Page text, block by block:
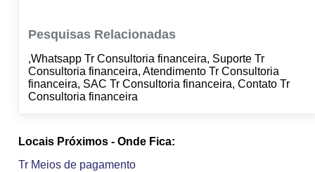
Pesquisas Relacionadas
,Whatsapp Tr Consultoria financeira, Suporte Tr
Consultoria financeira, Atendimento Tr Consultoria
financeira, SAC Tr Consultoria financeira, Contato Tr
Consultoria financeira
Locais Próximos - Onde Fica:
Tr Meios de pagamento